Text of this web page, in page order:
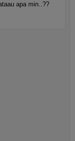
apa min..??